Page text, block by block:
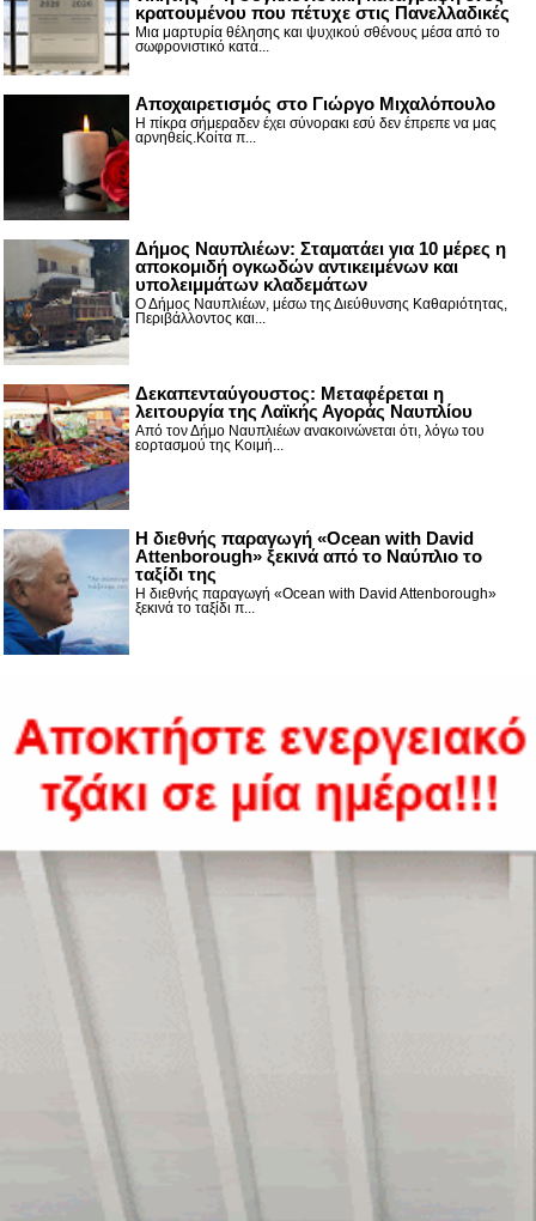
κρατουμένου που πέτυχε στις Πανελλαδικές
Μια μαρτυρία θέλησης και ψυχικού σθένους μέσα από το
σωφρονιστικό κατά...
Αποχαιρετισμός στο Γιώργο Μιχαλόπουλο
Η πίκρα σήμεραδεν έχει σύνορακι εσύ δεν έπρεπε να μας
αρνηθείς.Κοίτα π...
Δήμος Ναυπλιέων: Σταματάει για 10 μέρες η
αποκομιδή ογκωδών αντικειμένων και
υπολειμμάτων κλαδεμάτων
Ο Δήμος Ναυπλιέων, μέσω της Διεύθυνσης Καθαριότητας,
Περιβάλλοντος και...
Δεκαπενταύγουστος: Μεταφέρεται η
λειτουργία της Λαϊκής Αγοράς Ναυπλίου
Από τον Δήμο Ναυπλιέων ανακοινώνεται ότι, λόγω του
εορτασμού της Κοιμή...
Η διεθνής παραγωγή «Ocean with David
Attenborough» ξεκινά από το Ναύπλιο το
ταξίδι της
Η διεθνής παραγωγή «Ocean with David Attenborough»
ξεκινά το ταξίδι π...